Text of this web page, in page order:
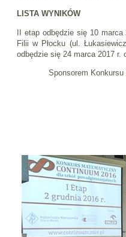
LISTA WYNIKÓW
II etap odbędzie się 10 marca
Filii w Płocku (ul.
odbędzie się 24 marca 2017 r.
Sponsorem